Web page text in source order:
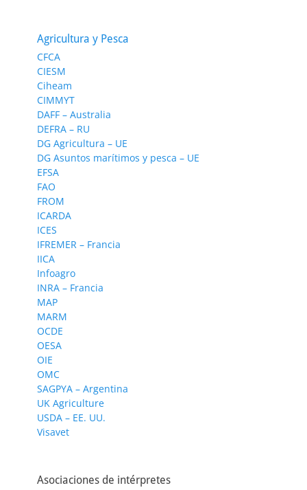
Agricultura y Pesca
CFCA
CIESM
Ciheam
CIMMYT
DAFF – Australia
DEFRA – RU
DG Agricultura – UE
DG Asuntos marítimos y pesca – UE
EFSA
FAO
FROM
ICARDA
ICES
IFREMER – Francia
IICA
Infoagro
INRA – Francia
MAP
MARM
OCDE
OESA
OIE
OMC
SAGPYA – Argentina
UK Agriculture
USDA – EE. UU.
Visavet
Asociaciones de intérpretes